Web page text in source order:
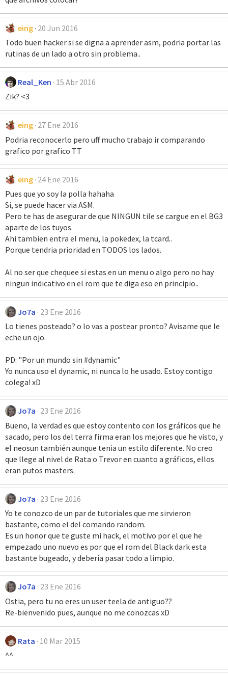
eing 20 Jun 2016
Todo buen hacker si se digna a aprender asm, podria portar las
rutinas de un lado a otro sin problema..
Real_Ken 15 Abr 2016
Zik? <3
eing 27 Ene 2016
Podria reconocerlo pero uff mucho trabajo ir comparando
grafico por grafico TT
eing 24 Ene 2016
Pues que yo soy la polla hahaha
Si, se puede hacer via ASM.
Pero te has de asegurar de que NINGUN tile se cargue en el BG3
aparte de los tuyos.
Ahi tambien entra el menu, la pokedex, la tcard..
Porque tendria prioridad en TODOS los lados.
Al no ser que chequee si estas en un menu o algo pero no hay
ningun indicativo en el rom que te diga eso en principio..
Jo7a 23 Ene 2016
Lo tienes posteado? o lo vas a postear pronto? Avisame que le
eche un ojo.
PD: "Por un mundo sin #dynamic"
Yo nunca uso el dynamic, ni nunca lo he usado. Estoy contigo
colega! xD
Jo7a 23 Ene 2016
Bueno, la verdad es que estoy contento con los gráficos que he
sacado, pero los del terra firma eran los mejores que he visto, y
el neosun también aunque tenia un estilo diferente. No creo
que llege al nivel de Rata o Trevor en cuanto a gráficos, ellos
eran putos masters.
Jo7a 23 Ene 2016
Yo te conozco de un par de tutoriales que me sirvieron
bastante, como el del comando random.
Es un honor que te guste mi hack, el motivo por el que he
empezado uno nuevo es por que el rom del Black dark esta
bastante bugeado, y debería pasar todo a limpio.
Jo7a 23 Ene 2016
Ostia, pero tu no eres un user teela de antiguo??
Re-bienvenido pues, aunque no me conozcas xD
Rata 10 Mar 2015
^^